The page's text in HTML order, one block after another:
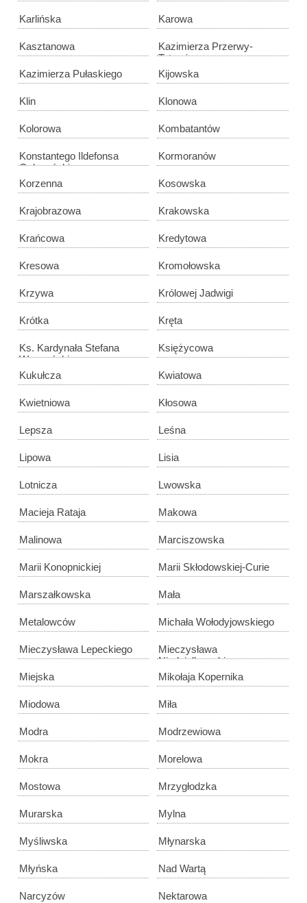
Karlińska Karowa
Kasztanowa
Kazimierza Przerwy-
Tetmajera
Kazimierza Pułaskiego
Kijowska
Klin Klonowa
Kolorowa Kombatantów
Konstantego Ildefonsa
Gałczyńskiego
Kormoranów
Korzenna Kosowska
Krajobrazowa Krakowska
Krańcowa Kredytowa
Kresowa Kromołowska
Krzywa Królowej Jadwigi
Krótka Kręta
Ks. Kardynała Stefana
Wyszyńskiego
Księżycowa
Kukułcza Kwiatowa
Kwietniowa Kłosowa
Lepsza Leśna
Lipowa Lisia
Lotnicza Lwowska
Macieja Rataja Makowa
Malinowa Marciszowska
Marii Konopnickiej Marii Skłodowskiej-Curie
Marszałkowska Mała
Metalowców Michała Wołodyjowskiego
Mieczysława Lepeckiego
Mieczysława
Niedziałkowskiego
Miejska
Mikołaja Kopernika
Miodowa Miła
Modra Modrzewiowa
Mokra Morelowa
Mostowa Mrzygłodzka
Murarska Mylna
Myśliwska Młynarska
Młyńska Nad Wartą
Narcyzów Nektarowa